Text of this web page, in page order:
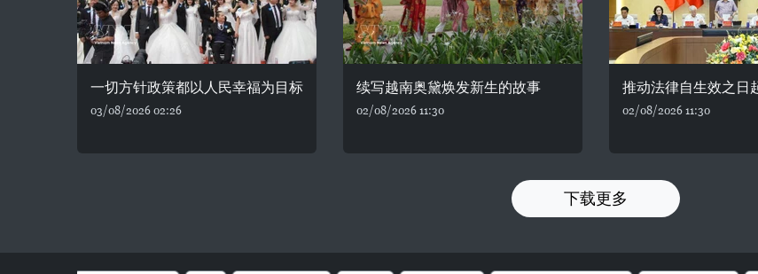
一切方针政策都以人民幸福为目标
03/08/2026 02:26
续写越南奥黛焕发新生的故事
02/08/2026 11:30
推动法律自生效之日
02/08/2026 11:30
下载更多